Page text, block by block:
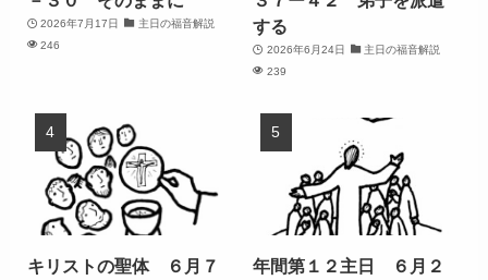
2026年7月17日
主日の福音解説
246
する
2026年6月24日
主日の福音解説
239
キリストの聖体 ６月７
年間第１２主日 ６月２